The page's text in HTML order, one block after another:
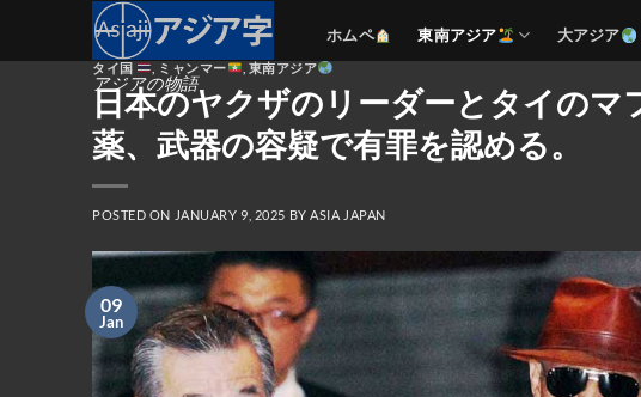
アジアの物語
ホムペ 東南アジア 大アジア
タイ国 ミャンマー 東南アジア
日本のヤクザのリーダーとタイのマ
薬、武器の容疑で有罪を認める。
POSTED ON JANUARY 9, 2025 BYASIA JAPAN
09
Jan